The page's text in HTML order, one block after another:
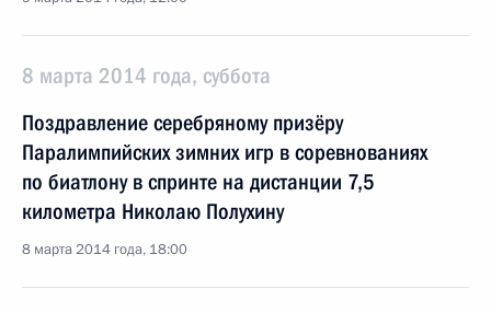
8 марта 2014 года, суббота
Поздравление серебряному призёру
Паралимпийских зимних игр в соревнованиях
по биатлону в спринте на дистанции 7,5
километра Николаю Полухину
8 марта 2014 года, 18:00